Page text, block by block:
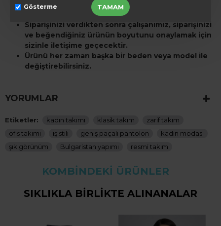
TAMAM
Gösterme
değiştiğini, bu nedenle mevcut bedenlerin
belirtildiğini unutmayın.
Siparişinizi verdikten sonra çalışanımız, siparişinizi
ve beğendiğiniz ürünün boyutunu onaylamak için
sizinle iletişime geçecektir.
Ürünü her zaman başka bir beden veya model ile
değiştirebilirsiniz.
YORUMLAR
Etiketler: kadın takımı klasik takım
zarif takım
ofis takımı
iş stili geniş paçalı pantolon
kadın modası
şık görünüm
Bulgaristan yapımı resmi takım
KOMBINDEKI ÜRÜNLER
SIKLIKLA BIRLIKTE ALINANALAR